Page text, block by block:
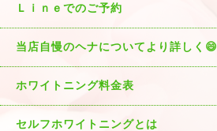
Ｌｉｎｅでのご予約
当店自慢のヘナについてより詳しく😄
ホワイトニング料金表
セルフホワイトニングとは